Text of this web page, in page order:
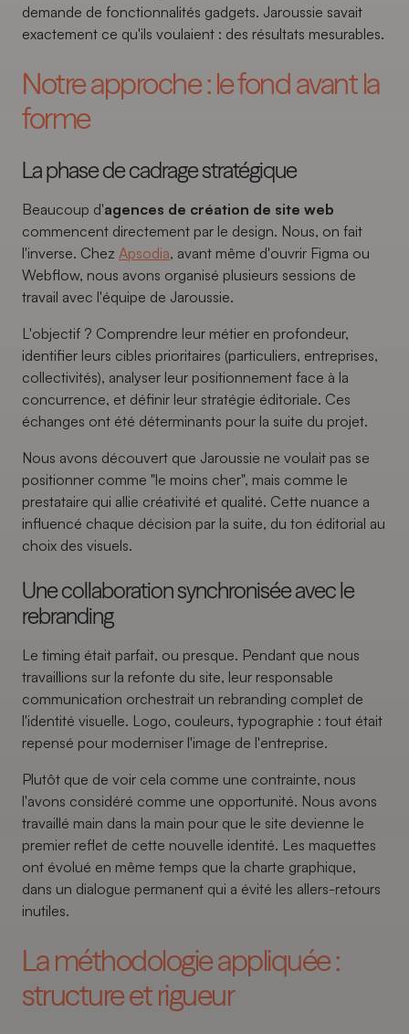
demande de fonctionnalités gadgets. Jaroussie savait
exactement ce qu'ils voulaient : des résultats mesurables.
Notre approche : le fond avant la
forme
La phase de cadrage stratégique
Beaucoup d'agences de création de site web
commencent directement par le design. Nous, on fait
l'inverse. Chez Apsodia, avant même d'ouvrir Figma ou
Webflow, nous avons organisé plusieurs sessions de
travail avec l'équipe de Jaroussie.
L'objectif ? Comprendre leur métier en profondeur,
identifier leurs cibles prioritaires (particuliers, entreprises,
collectivités), analyser leur positionnement face à la
concurrence, et définir leur stratégie éditoriale. Ces
échanges ont été déterminants pour la suite du projet.
Nous avons découvert que Jaroussie ne voulait pas se
positionner comme "le moins cher", mais comme le
prestataire qui allie créativité et qualité. Cette nuance a
influencé chaque décision par la suite, du ton éditorial au
choix des visuels.
Une collaboration synchronisée avec le
rebranding
Le timing était parfait, ou presque. Pendant que nous
travaillions sur la refonte du site, leur responsable
communication orchestrait un rebranding complet de
l'identité visuelle. Logo, couleurs, typographie : tout était
repensé pour moderniser l'image de l'entreprise.
Plutôt que de voir cela comme une contrainte, nous
l'avons considéré comme une opportunité. Nous avons
travaillé main dans la main pour que le site devienne le
premier reflet de cette nouvelle identité. Les maquettes
ont évolué en même temps que la charte graphique,
dans un dialogue permanent qui a évité les allers-retours
inutiles.
La méthodologie appliquée :
structure et rigueur